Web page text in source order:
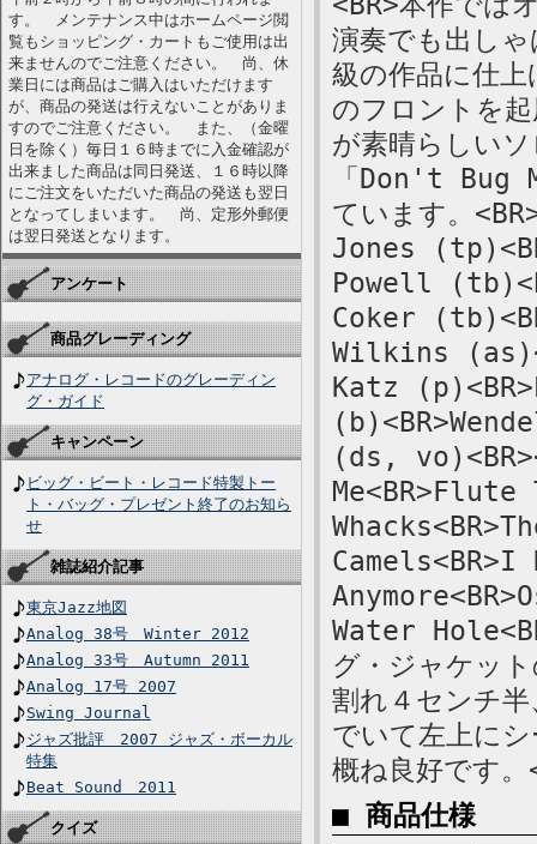
す。 メンテナンス中はホームページ閲
覧もショッピング・カートもご使用は出
来ませんのでご注意ください。 尚、休
業日には商品はご購入はいただけます
が、商品の発送は行えないことがありま
すのでご注意ください。 また、（金曜
日を除く）毎日１６時までに入金確認が
出来ました商品は同日発送、１６時以降
にご注文をいただいた商品の発送も翌日
となってしまいます。 尚、定形外郵便
は翌日発送となります。
アンケート
商品グレーディング
アナログ・レコードのグレーディン
グ・ガイド
キャンペーン
ビッグ・ビート・レコード特製トー
ト・バッグ・プレゼント終了のお知ら
せ
雑誌紹介記事
東京Jazz地図
Analog 38号 Winter 2012
Analog 33号 Autumn 2011
Analog 17号 2007
Swing Journal
ジャズ批評 2007 ジャズ・ボーカル
特集
Beat Sound 2011
クイズ
演奏でも出し
級の作品に仕
のフロントを
が素晴らしい
「Don't Bug
ています。
Jones
Powell
Coker
Wilkins
Katz
(ds,
Me<BR>Flute
Water
グ・ジャケッ
割れ４センチ
でいて左上に
概ね良好です。
■ 商品仕様